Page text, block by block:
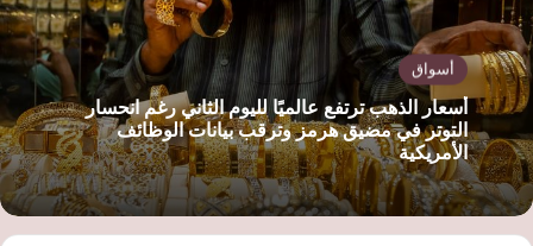
أسواق
أسعار الذهب ترتفع عالميًا لليوم الثاني رغم انحسار
التوتر في مضيق هرمز وترقب بيانات الوظائف
الأمريكية